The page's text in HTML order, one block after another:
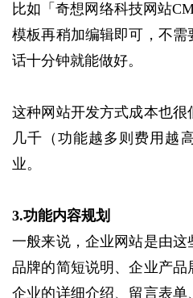
比如「奇想网络科技网站
模板再稍加编辑即可，不
话十分钟就能做好。
这种网站开发方式成本也
几千（功能越多则费用越
业。
3.功能内容规划
一般来说，企业网站是由
品牌的简短说明、企业产品
企业的详细介绍、留言表